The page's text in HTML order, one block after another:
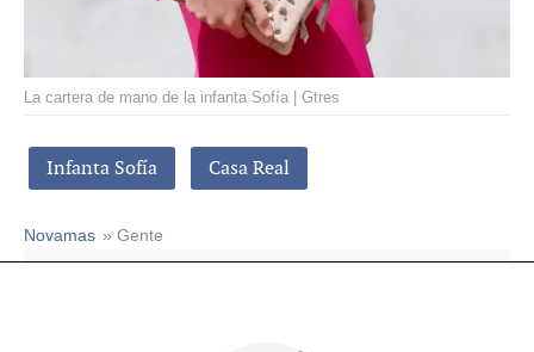
La cartera de mano de la infanta Sofía | Gtres
Infanta Sofía Casa Real
Novamas » Gente